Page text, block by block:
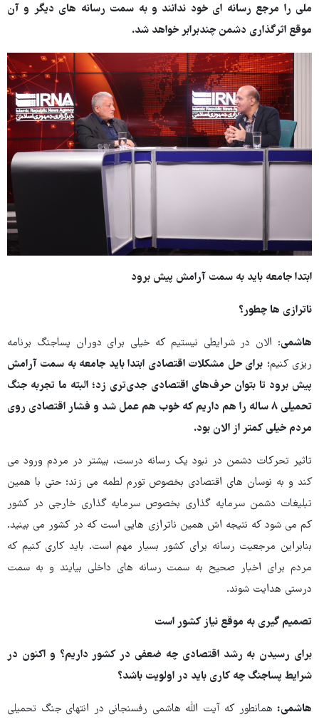
ملی را مرجع رسانه ای خود ندانند و به سمت رسانه های دیگر و آن
موقع اثرگذاری دشمن چندبرابر خواهد شد.
ابتدا جامعه باید به سمت آرامش پیش برود
ناترازی ها چطور؟
هاشمی: الان در شرایطی نیستیم که خیلی برای دوران پساجنگ برنامه
ریزی کنیم؛ برای حل مشکلات اقتصادی ابتدا باید جامعه به سمت آرامش
پیش برود تا بتوان حرف‌های اقتصادی جدی‌تری زد؛ البته ما تجربه جنگ
تحمیلی ۸ ساله را هم داریم که خوب هم عمل شد و فشار اقتصادی روی
مردم خیلی کمتر از الان بود.
تاثیر تحرکات دشمن در نبود یک رسانه درست، بیشتر در مردم ورود می
کند و به نوسان های اقتصادی بخصوص تورم لطمه می زند؛ حتی با همین
تبلیغات دشمن سرمایه گذاری بخصوص سرمایه گذاری خارجی در کشور
کم می شود که نتیجه اش همین ناترازی هایی است که در کشور می بینید.
بنابراین مرجعیت رسانه برای کشور بسیار مهم است. باید کاری کنیم که
مردم برای اخبار صحیح به سمت رسانه های داخلی بیایند و به سمت
درستی هدایت شوند.
تصمیم گیری به موقع نیاز کشور است
برای رسیدن به رشد اقتصادی چه ضعفی در کشور داریم؟ و اکنون در
شرایط پساجنگ چه کاری باید در اولویت باشد؟
هاشمی: همانطور که آیت الله هاشمی رفسنجانی در انتهای جنگ تحمیلی